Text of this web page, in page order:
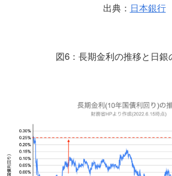
出典： 日本銀行
図6：長期金利の推移と日銀